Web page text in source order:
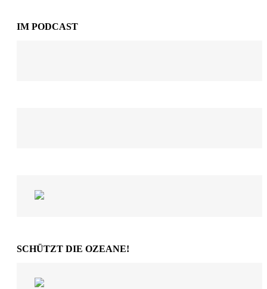
IM PODCAST
SCHÜTZT DIE OZEANE!